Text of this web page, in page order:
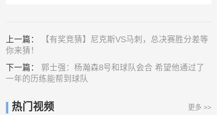
上一篇：
【有奖竞猜】尼克斯VS马刺，总决赛胜分差等
你来猜！
下一篇： 郭士强：杨瀚森8号和球队会合 希望他通过了
一年的历练能帮到球队
热门视频 更多 >>